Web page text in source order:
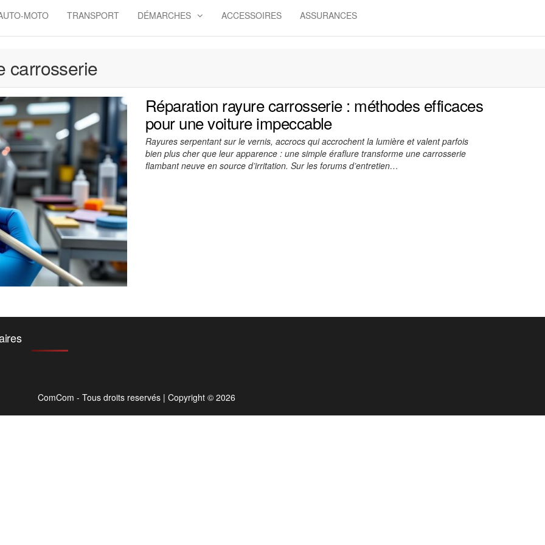
MOTO TRANSPORT DÉMARCHES ACCESSOIRES ASSURANCES
carrosserie
Réparation rayure carrosserie : méthodes efficaces
pour une voiture impeccable
Rayures serpentant sur le vernis, accrocs qui accrochent la lumière et valent parfois
bien plus cher que leur apparence : une simple éraflure transforme une carrosserie
flambant neuve en source d’irritation. Sur les forums d’entretien…
ComCom - Tous droits reservés | Copyright © 2026